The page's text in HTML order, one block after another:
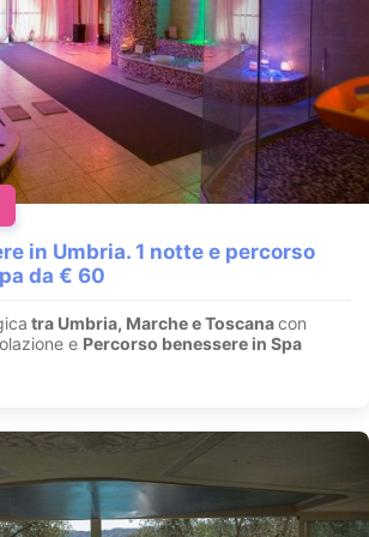
in Umbria. 1 notte e percorso
da € 60
tra Umbria, Marche e Toscanacon
e Percorso benessere in Spa